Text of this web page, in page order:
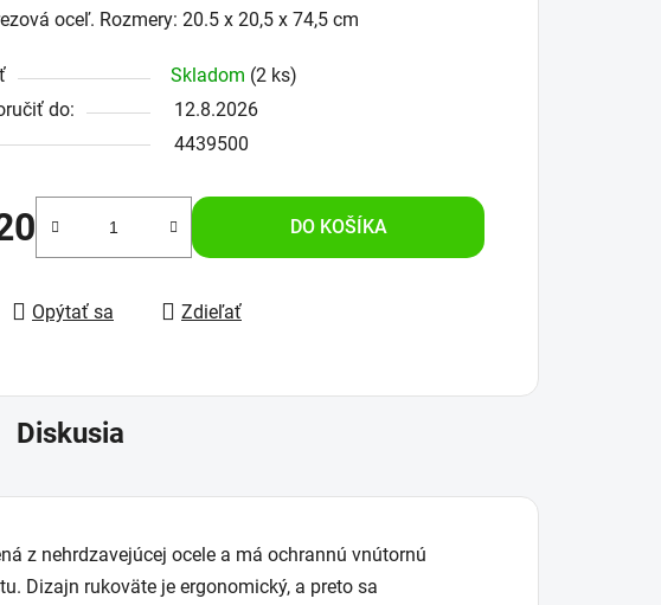
oceľ. Rozmery: 20.5 x 20,5 x 74,5 cm
Skladom (2 ks)
do:
12.8.2026
4439500
cena:
DO KOŠÍKA
Opýtať sa Zdieľať
Diskusia
z nehrdzavejúcej ocele a má ochrannú vnútornú
Dizajn rukoväte je ergonomický, a preto sa